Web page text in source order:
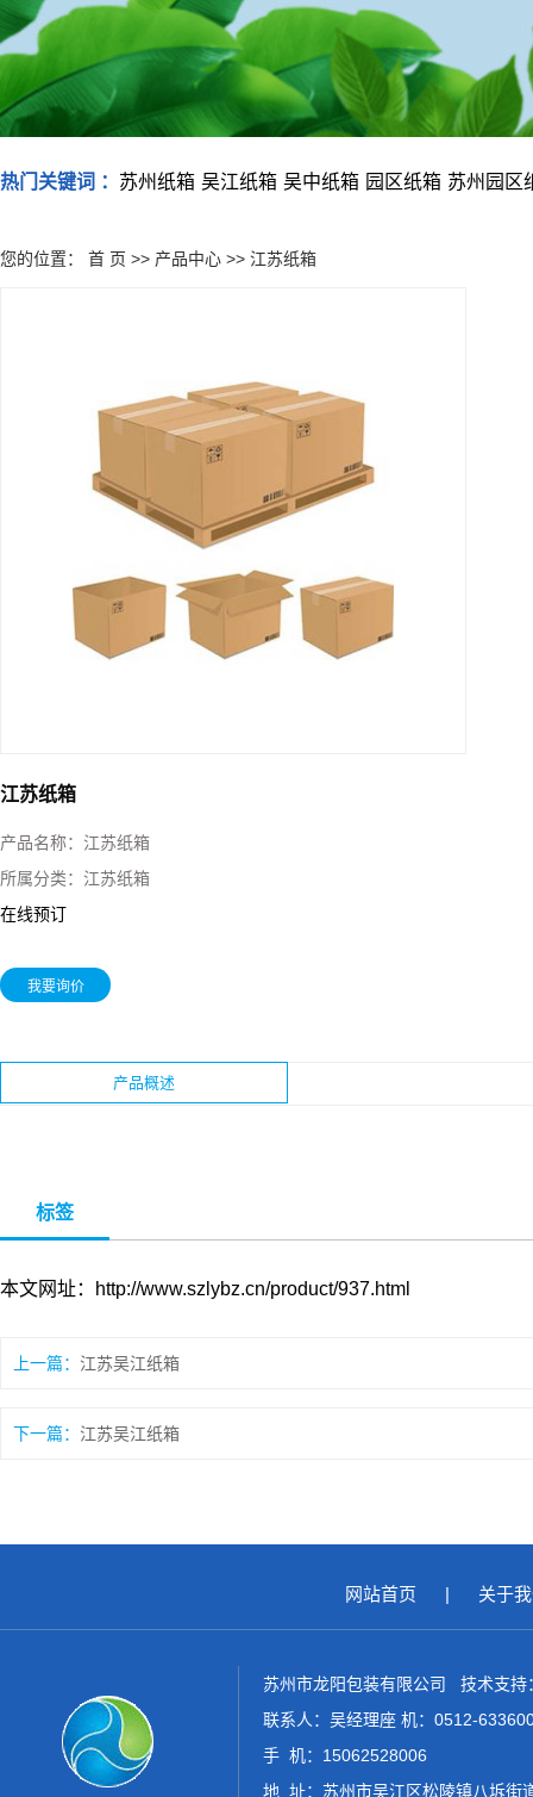
热门关键词 ： 苏州纸箱 吴江纸箱 吴中纸箱 园区纸箱 苏州园区
您的位置： 首 页 >> 产品中心 >> 江苏纸箱
江苏纸箱
产品名称： 江苏纸箱
所属分类： 江苏纸箱
在线预订
我要询价
产品概述
标签
本文网址：http://www.szlybz.cn/product/937.html
上一篇： 江苏吴江纸箱
下一篇： 江苏吴江纸箱
网站首页 | 关于
苏州市龙阳包装有限公司 技术支持
联系人：吴经理座 机：0512-
手 机：15062528006
地 址：苏州市吴江区松陵镇八坼街